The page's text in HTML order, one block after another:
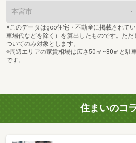
本宮市 -
※このデータはgoo住宅・不動産に掲載されて
車場代などを除く）を算出したものです。た
ついてのみ対象とします。
※周辺エリアの家賃相場は広さ50㎡~80㎡と駐
です。
住まいのコ